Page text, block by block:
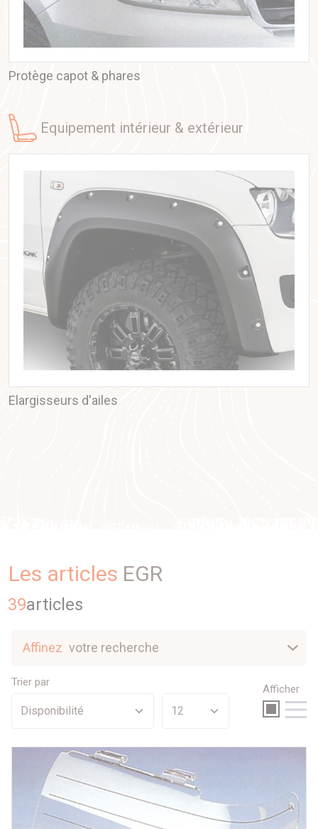
Protège capot & phares
equipement intérieur & extérieur
Elargisseurs d'ailes
Les articles EGR
39articles
Trier par
Afficher
Affinez votre recherche
Promotions
Par prix
35 € 938 €